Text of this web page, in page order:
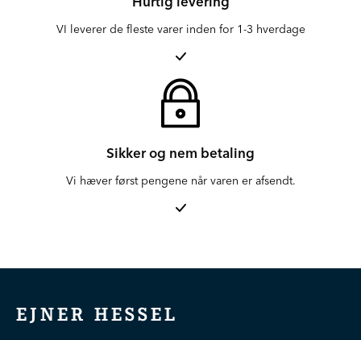
VI leverer de fleste varer inden for 1-3 hverdage
Sikker og nem betaling
Vi hæver først pengene når varen er afsendt.
EJNER HESSEL